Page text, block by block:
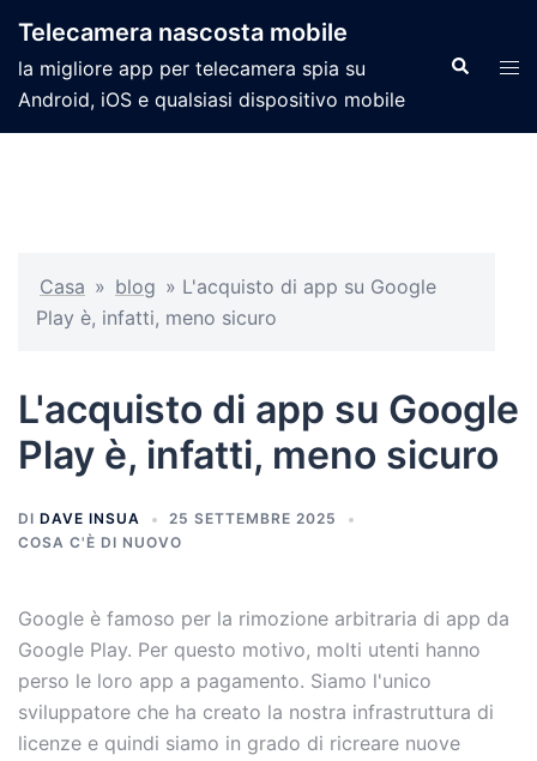
Telecamera nascosta mobile
la migliore app per telecamera spia su
Android, iOS e qualsiasi dispositivo mobile
Casa » blog » L'acquisto di app su Google
Play è, infatti, meno sicuro
L'acquisto di app su Google
Play è, infatti, meno sicuro
DI DAVE INSUA
25 SETTEMBRE 2025
COSA C'È DI NUOVO
Google è famoso per la rimozione arbitraria di app da
Google Play. Per questo motivo, molti utenti hanno
perso le loro app a pagamento. Siamo l'unico
sviluppatore che ha creato la nostra infrastruttura di
licenze e quindi siamo in grado di ricreare nuove